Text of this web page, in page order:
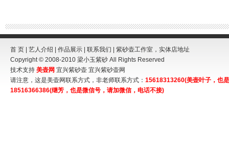
首 页 艺人介绍 作品展示 联系我们 | 紫砂壶工作室，实体店地址
Copyright © 2008-2010 梁小玉紫砂 All Rights Reserved
技术支持 美壶网 宜兴紫砂壶 宜兴紫砂壶网
请注意，这是美壶网联系方式，非老师联系方式： 15618313260(美壶叶子，也
18516366386(继芳，也是微信号，请加微信，电话不接)